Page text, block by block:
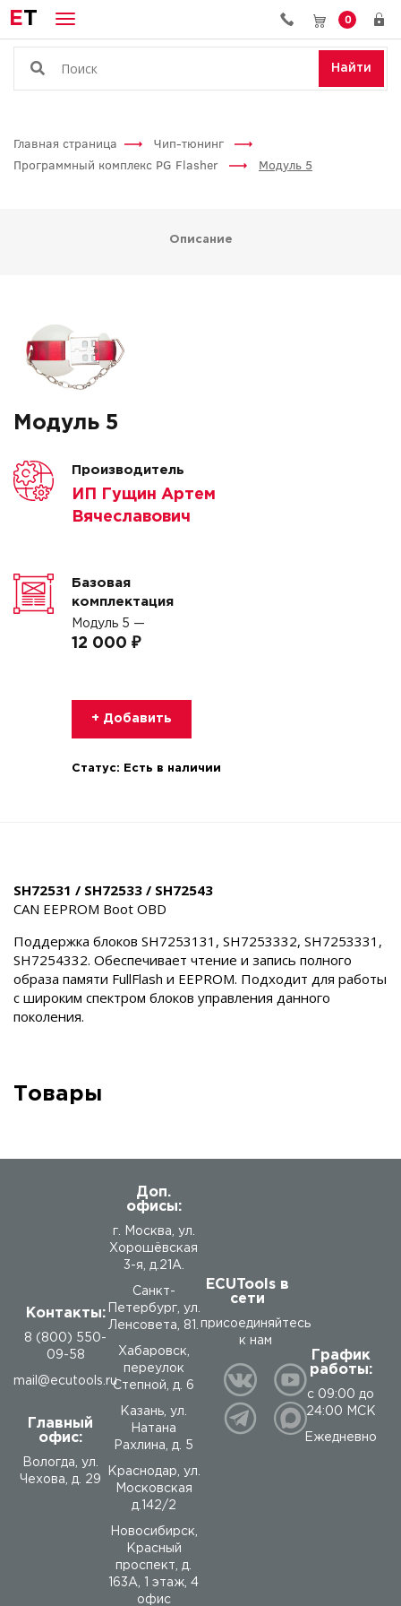
ET 0
Найти
Главная страница
Чип-тюнинг
Программный комплекс PG Flasher
Модуль 5
Описание
Модуль 5
Производитель
ИП Гущин Артем
Вячеславович
Базовая
комплектация
Модуль 5 —
12 000 ₽
+ Добавить
Статус: Есть в наличии
SH72531 / SH72533 / SH72543
CAN EEPROM Boot OBD
Поддержка блоков SH7253131, SH7253332, SH7253331,
SH7254332. Обеспечивает чтение и запись полного
образа памяти FullFlash и EEPROM. Подходит для работы
с широким спектром блоков управления данного
поколения.
Товары
Контакты:
8 (800) 550-
09-58
mail@ecutools.ru
Главный
офис:
Вологда, ул.
Чехова, д. 29
Доп.
офисы:
г. Москва, ул.
Хорошёвская
3-я, д.21А.
Санкт-
Петербург, ул.
Ленсовета, 81.
Хабаровск,
переулок
Степной, д. 6
Казань, ул.
Натана
Рахлина, д. 5
Краснодар, ул.
Московская
д.142/2
Новосибирск,
Красный
проспект, д.
163А, 1 этаж, 4
офис
ECUTools в
сети
присоединяйтесь
к нам
График
работы:
с 09:00 до
24:00 МСК
Ежедневно